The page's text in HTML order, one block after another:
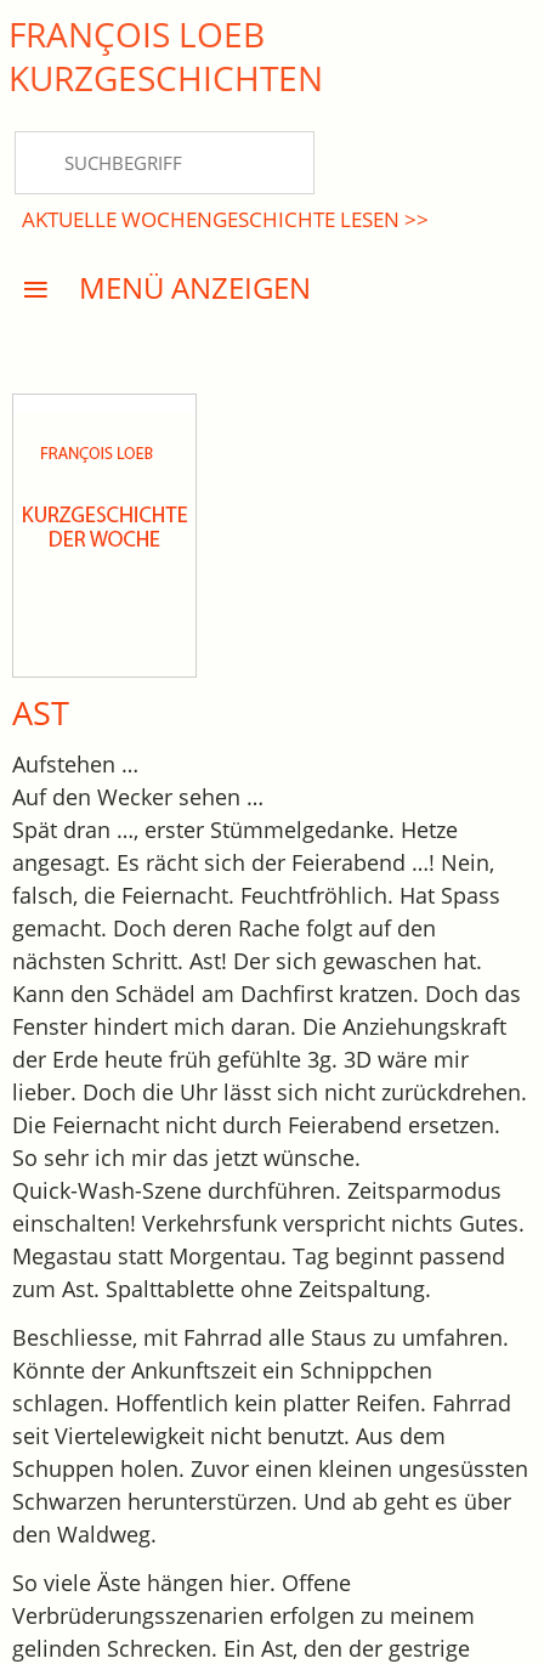
close Submenü
KURZGESCHICHTEN
DREISATZROMANE
PRESSE
FRANÇOIS LOEB
KURZ­GESCHICHTEN
AKTUELLE WOCHENGESCHICHTE LESEN >>
MENÜ ANZEIGEN
AST
Aufstehen …
Auf den Wecker sehen …
Spät dran …, erster Stümmelgedanke. Hetze
angesagt. Es rächt sich der Feierabend …! Nein,
falsch, die Feiernacht. Feuchtfröhlich. Hat Spass
gemacht. Doch deren Rache folgt auf den
nächsten Schritt. Ast! Der sich gewaschen hat.
Kann den Schädel am Dachfirst kratzen. Doch das
Fenster hindert mich daran. Die Anziehungskraft
der Erde heute früh gefühlte 3g. 3D wäre mir
lieber. Doch die Uhr lässt sich nicht zurückdrehen.
Die Feiernacht nicht durch Feierabend ersetzen.
So sehr ich mir das jetzt wünsche.
Quick-Wash-Szene durchführen. Zeitsparmodus
einschalten! Verkehrsfunk verspricht nichts Gutes.
Megastau statt Morgentau. Tag beginnt passend
zum Ast. Spalttablette ohne Zeitspaltung.
Beschliesse, mit Fahrrad alle Staus zu umfahren.
Könnte der Ankunftszeit ein Schnippchen
schlagen. Hoffentlich kein platter Reifen. Fahrrad
seit Viertelewigkeit nicht benutzt. Aus dem
Schuppen holen. Zuvor einen kleinen ungesüssten
Schwarzen herunterstürzen. Und ab geht es über
den Waldweg.
So viele Äste hängen hier. Offene
Verbrüderungsszenarien erfolgen zu meinem
gelinden Schrecken. Ein Ast, den der gestrige